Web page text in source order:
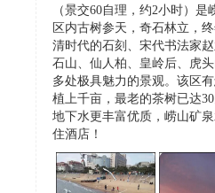
（景交60自理，约2小时）
区内古树参天，奇石林立，
清时代的石刻、宋代书法家
石山、仙人柏、皇岭后、虎
多处极具魅力的景观。该区
植上千亩，最老的茶树已达
地下水更丰富优质，崂山矿
住酒店！